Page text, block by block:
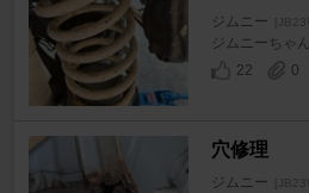
ジムニー
ジムニーちゃ
22
0
穴修理
ジムニー